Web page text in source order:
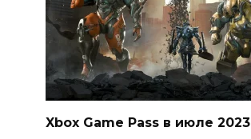
Xbox Game Pass в июле 2023